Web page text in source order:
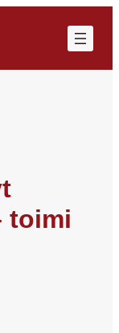
toimi